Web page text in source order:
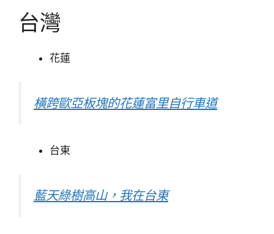
台灣
花蓮
橫跨歐亞板塊的花蓮富里自行車道
台東
藍天綠樹高山，我在台東